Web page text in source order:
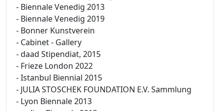
- Biennale Venedig 2013
- Biennale Venedig 2019
- Bonner Kunstverein
- Cabinet - Gallery
- daad Stipendiat, 2015
- Frieze London 2022
- Istanbul Biennial 2015
- JULIA STOSCHEK FOUNDATION E.V. Sammlung
- Lyon Biennale 2013